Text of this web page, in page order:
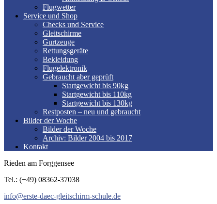
Flugwetter
Service und Shop
Checks und Service
Gleitschirme
Gurtzeuge
Rettungsgeräte
Bekleidung
Flugelektronik
Gebraucht aber geprüft
Startgewicht bis 90kg
Startgewicht bis 110kg
Startgewicht bis 130kg
Restposten – neu und gebraucht
Bilder der Woche
Bilder der Woche
Archiv: Bilder 2004 bis 2017
Kontakt
Rieden am Forggensee
Tel.: (+49) 08362-37038
info@erste-daec-gleitschirm-schule.de